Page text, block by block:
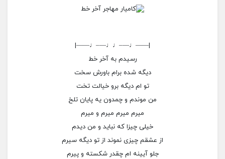
|——♩—–♩♩—–♩——|
رسیدم به آخر خط
دیگه شده برام باورش سخت
تو ام دیگه برو خیالت تخت
من موندم و چمدون یه پایان تلخ
میرم میرم میرم و میرم
خیلی چیزا که نباید و من دیدم
از عشقم چیزی نموند از تو دیگه سیرم
جلو آیینه ام چقدر شکسته و پیرم